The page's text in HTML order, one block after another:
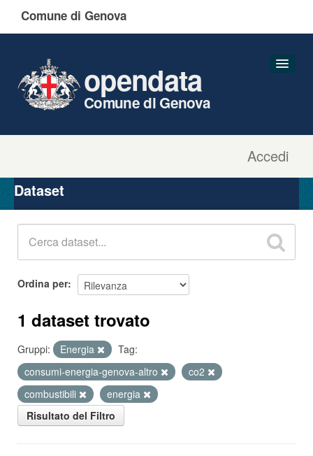
Comune di Genova
Accedi
opendata
Comune di Genova
Organizzazioni
Gruppi
Dataset
Ordina per
1 dataset trovato
Gruppi: Energia
Tag:
consumi-energia-genova-altro
co2
combustibili
energia
Risultato del Filtro